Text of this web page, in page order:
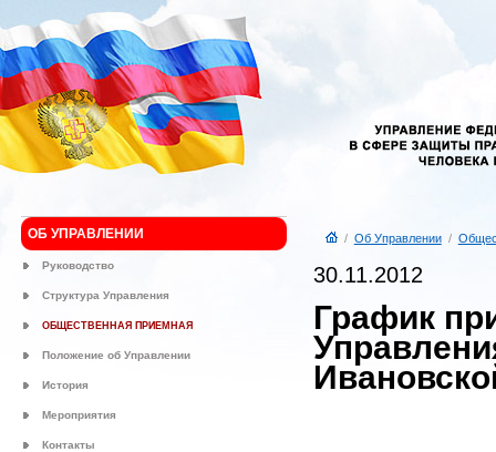
ОБ УПРАВЛЕНИИ
Руководство
Структура Управления
ОБЩЕСТВЕННАЯ ПРИЕМНАЯ
Положение об Управлении
История
Мероприятия
Контакты
/ Об Управлении/
30.11.2012
График